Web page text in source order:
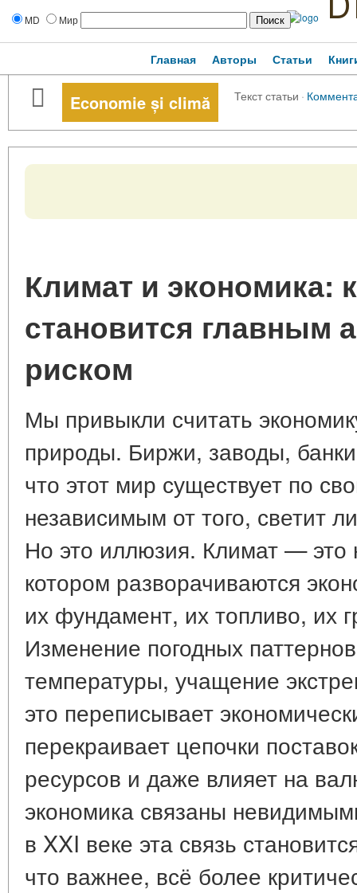
MD Мир
Главная Авторы Статьи
Economie și climă Текст статьи ·
Климат и экономика:
становится главным
риском
Мы привыкли считать
природы. Биржи, заводы,
что этот мир существует по
независимым от того, светит
Но это иллюзия. Климат — это
котором разворачиваются
их фундамент, их топливо, их
Изменение погодных
температуры, учащение
это переписывает
перекраивает цепочки
ресурсов и даже влияет на
экономика связаны
в XXI веке эта связь
что важнее, всё более